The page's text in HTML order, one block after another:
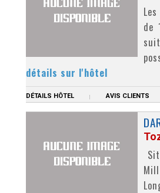
de
détails sur l'hôtel
DÉTAILS HÔTEL AVIS CLIENTS